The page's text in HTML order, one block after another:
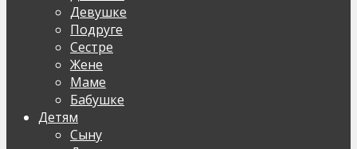
Девушке
Подруге
Сестре
Жене
Маме
Бабушке
Детям
Сыну